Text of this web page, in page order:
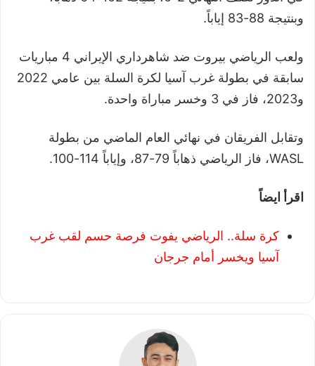
وبنتيجة 88-83 إياباً.
ولعب الرياضي بيروت ضد شاهرداري الإيراني 4 مباريات
سابقة في بطولة غرب آسيا لكرة السلة بين عامي 2022
و2023، فاز في 3 وخسر مباراة واحدة.
وتقابل الفريقان في نهائي العام الماضي من بطولة
WASL، فاز الرياضي ذهاباً 79-87، وإياباً 114-100.
اقرأ ايضاً
كرة سلة.. الرياضي يفوت فرصة حسم لقب غرب
آسيا ويخسر أمام جرجان